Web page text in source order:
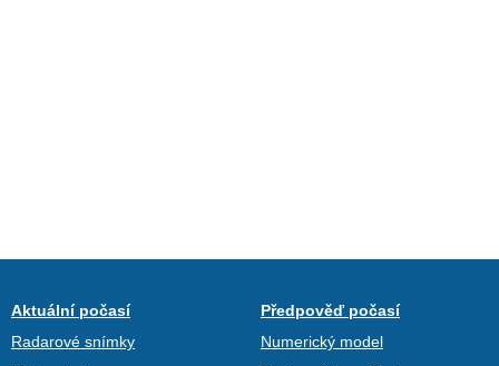
Aktuální počasí
Radarové snímky
Předpověď počasí
Numerický model